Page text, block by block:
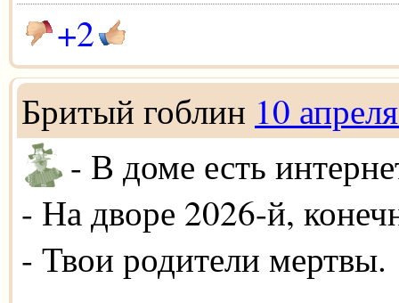
+2
Бритый гоблин 10
- В доме есть
- На дворе 2026-й,
- Твои родители мертвы.